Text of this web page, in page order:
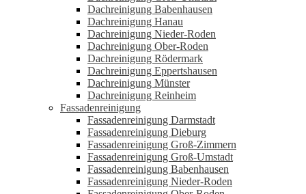
Dachreinigung Babenhausen
Dachreinigung Hanau
Dachreinigung Nieder-Roden
Dachreinigung Ober-Roden
Dachreinigung Rödermark
Dachreinigung Eppertshausen
Dachreinigung Münster
Dachreinigung Reinheim
Fassadenreinigung
Fassadenreinigung Darmstadt
Fassadenreinigung Dieburg
Fassadenreinigung Groß-Zimmern
Fassadenreinigung Groß-Umstadt
Fassadenreinigung Babenhausen
Fassadenreinigung Nieder-Roden